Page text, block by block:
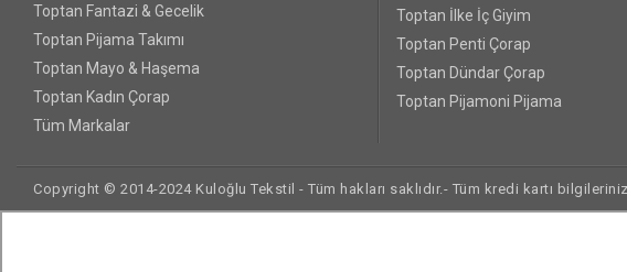
Toptan Fantazi & Gecelik
Toptan Pijama Takımı
Toptan Mayo & Haşema
Toptan Kadın Çorap
Tüm Markalar
Toptan İlke İç Giyim
Toptan Penti Çorap
Toptan Dündar Çorap
Toptan Pijamoni Pijama
Copyright © 2014-2024 Kuloğlu Tekstil - Tüm hakları saklıdır.- Tüm kredi kartı